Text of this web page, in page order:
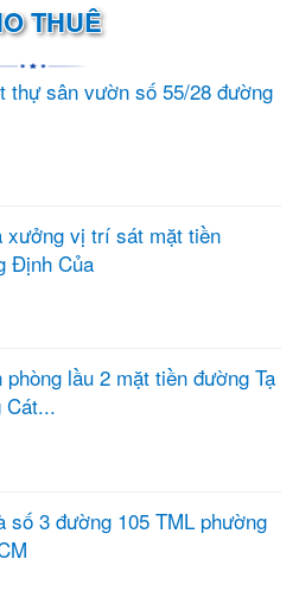
THUÊ
thự sân vườn số 55/28 đường
xưởng vị trí sát mặt tiền
Định Của
lầu 2 mặt tiền đường Tạ
Cát...
số 3 đường 105 TML phường